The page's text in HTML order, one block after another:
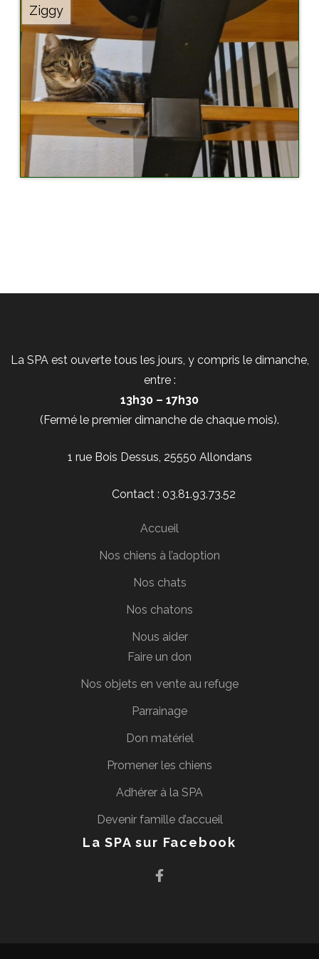
Ziggy
La SPA est ouverte tous les jours, y compris le dimanche,
entre :
13h30 – 17h30
(Fermé le premier dimanche de chaque mois).
1 rue Bois Dessus, 25550 Allondans
Contact : 03.81.93.73.52
Accueil
Nos chiens à l’adoption
Nos chats
Nos chatons
Nous aider
Faire un don
Nos objets en vente au refuge
Parrainage
Don matériel
Promener les chiens
Adhérer à la SPA
Devenir famille d’accueil
La SPA sur Facebook